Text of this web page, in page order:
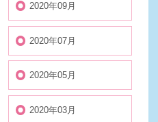
2020年09月
2020年07月
2020年05月
2020年03月